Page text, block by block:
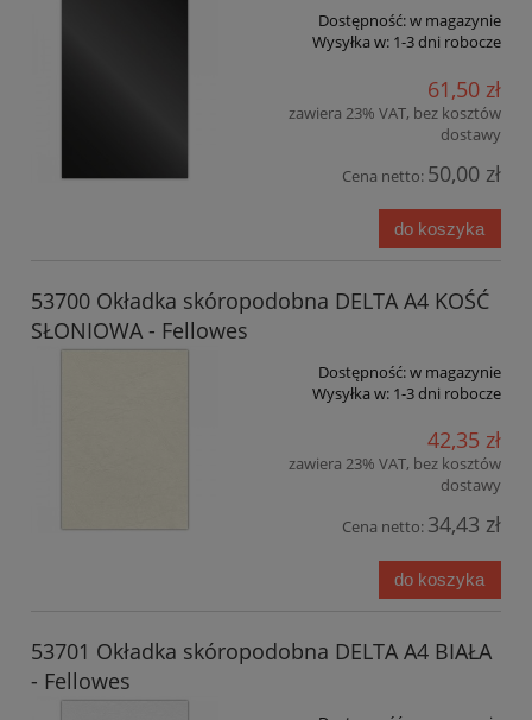
Dostępność:w magazynie
Wysyłka w: 1-3 dni robocze
61,50 zł
zawiera 23% VAT, bez kosztów
dostawy
Cena netto: 50,00 zł
do koszyka
53700 Okładka skóropodobna DELTA A4 KOŚĆ
SŁONIOWA - Fellowes
Dostępność:w magazynie
Wysyłka w: 1-3 dni robocze
42,35 zł
zawiera 23% VAT, bez kosztów
dostawy
Cena netto: 34,43 zł
do koszyka
53701 Okładka skóropodobna DELTA A4 BIAŁA
- Fellowes